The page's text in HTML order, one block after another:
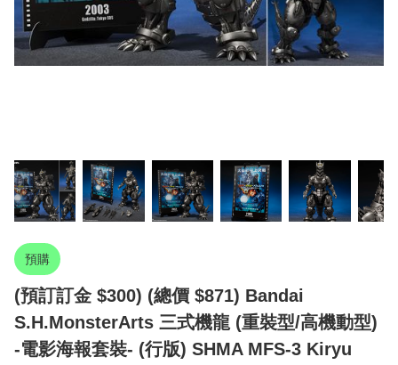
預購
(預訂訂金 $300) (總價 $871) Bandai
S.H.MonsterArts 三式機龍 (重裝型/高機動型)
-電影海報套裝- (行版) SHMA MFS-3 Kiryu